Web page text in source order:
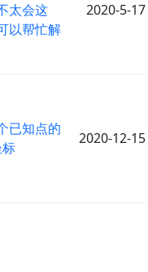
太会这
以帮忙解
2020-5-17
已知点的
2020-12-15